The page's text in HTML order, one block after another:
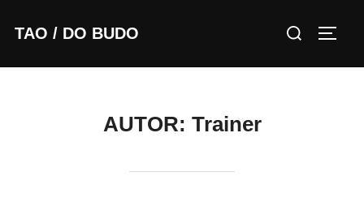
InhaltTAO / DO BUDO
Suchen
AUTOR: Trainer